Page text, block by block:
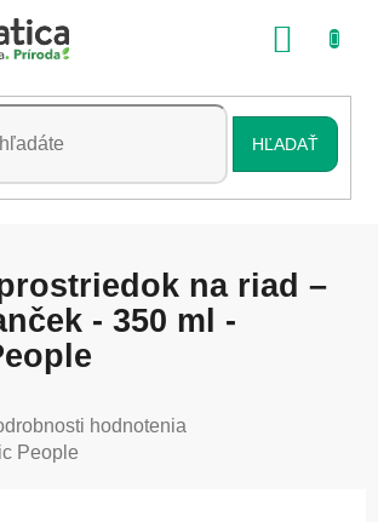
HĽADAŤ
na riad –
- 350 ml -
hodnotenia
People